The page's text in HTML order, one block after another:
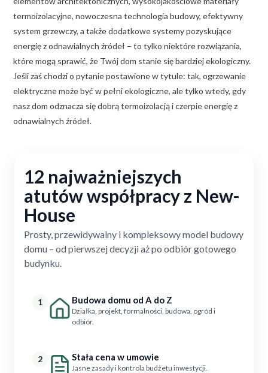
termoizolacyjne, nowoczesna technologia budowy, efektywny
system grzewczy, a także dodatkowe systemy pozyskujące
energię z odnawialnych źródeł – to tylko niektóre rozwiązania,
które mogą sprawić, że Twój dom stanie się bardziej ekologiczny.
Jeśli zaś chodzi o pytanie postawione w tytule: tak, ogrzewanie
elektryczne może być w pełni ekologiczne, ale tylko wtedy, gdy
nasz dom odznacza się dobrą termoizolacją i czerpie energię z
odnawialnych źródeł.
12 najważniejszych
atutów współpracy z New-
House
Prosty, przewidywalny i kompleksowy model budowy
domu – od pierwszej decyzji aż po odbiór gotowego
budynku.
1 Budowa domu od A do Z
Działka, projekt, formalności, budowa, ogród i
odbiór.
2 Stała cena w umowie
Jasne zasady i kontrola budżetu inwestycji.